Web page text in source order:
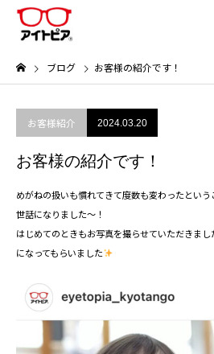
ブログ お客様の紹介です！
お客様紹介 2024.03.20
お客様の紹介です！
めがねの扱いも慣れてきて度数も変わったとい
世話になりました～！
はじめてのときもお写真を撮らせていただきま
になってもらいました